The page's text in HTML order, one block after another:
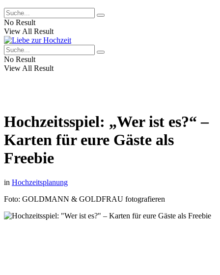
No Result
View All Result
No Result
View All Result
Hochzeitsspiel: „Wer ist es?“ –
Karten für eure Gäste als
Freebie
in Hochzeitsplanung
Foto: GOLDMANN & GOLDFRAU fotografieren